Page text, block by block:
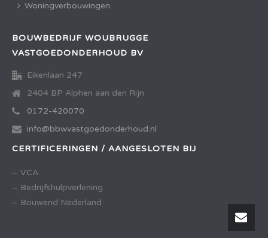
Woningverbouwingen
BOUWBEDRIJF WOUBRUGGE
VASTGOEDONDERHOUD BV
Eikenlaan 247
2404 BP Alphen aan den Rijn
0172-420070
info@bbwvastgoedonderhoud.nl
CERTIFICERINGEN / AANGESLOTEN BIJ
– VCA
– Bedrijfshulpverlening
– Bouwend Nederland